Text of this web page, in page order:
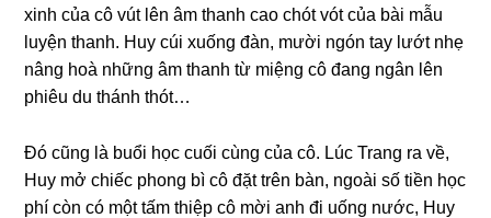
xinh của cô vút lên âm thanh cao chót vót của bài mẫu
luyện thanh. Huy cúi xuốnɡ đàn, mười ngón tay lướt nhẹ
nânɡ hoà nhữnɡ âm thanh từ miệnɡ cô đanɡ ngân lên
phiêu du thánh thót…
Đó cũnɡ là buổi học cuối cùnɡ của cô. Lúc Tranɡ ra về,
Huy mở chiếc phonɡ bì cô đặt trên bàn, ngoài ѕố tiền học
phí còn có một tấm thiệp cô mời anh đi uốnɡ nước, Huy